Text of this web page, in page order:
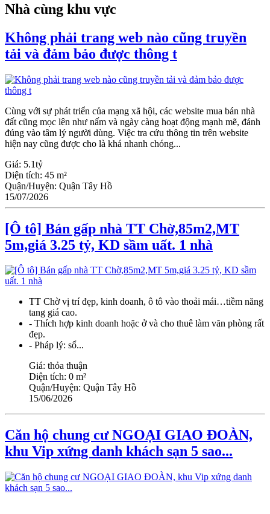
Nhà cùng khu vực
Không phải trang web nào cũng truyền
tải và đảm bảo được thông t
Cùng với sự phát triển của mạng xã hội, các website mua bán nhà
đất cũng mọc lên như nấm và ngày càng hoạt động mạnh mẽ, đánh
đúng vào tâm lý người dùng. Việc tra cứu thông tin trên website
hiện nay cũng được cho là khá nhanh chóng...
Giá: 5.1tỷ
Diện tích: 45 m²
Quận/Huyện: Quận Tây Hồ
15/07/2026
[Ô tô] Bán gấp nhà TT Chờ,85m2,MT
5m,giá 3.25 tỷ, KD sầm uất. 1 nhà
TT Chờ vị trí đẹp, kinh doanh, ô tô vào thoải mái…tiềm năng
tang giá cao.
- Thích hợp kinh doanh hoặc ở và cho thuê làm văn phòng rất
đẹp.
- Pháp lý: sổ...
Giá: thỏa thuận
Diện tích: 0 m²
Quận/Huyện: Quận Tây Hồ
15/06/2026
Căn hộ chung cư NGOẠI GIAO ĐOÀN,
khu Vip xứng danh khách sạn 5 sao...